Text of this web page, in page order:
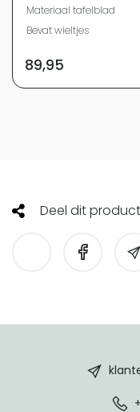
Materiaal tafelblad
Bevat wieltjes
89,95
Deel dit product